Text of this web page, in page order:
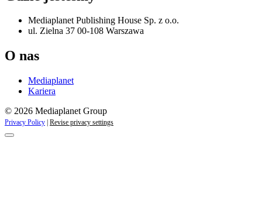
Mediaplanet Publishing House Sp. z o.o.
ul. Zielna 37 00-108 Warszawa
O nas
Mediaplanet
Kariera
© 2026 Mediaplanet Group
Privacy Policy Revise privacy settings